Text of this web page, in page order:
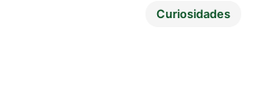
Curiosidades